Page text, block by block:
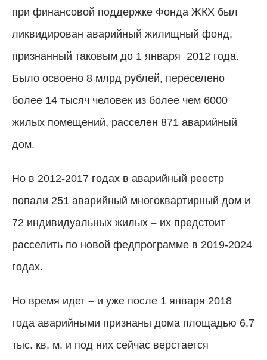
при финансовой поддержке Фонда ЖКХ был
ликвидирован аварийный жилищный фонд,
признанный таковым до 1 января 2012 года.
Было освоено 8 млрд рублей, переселено
более 14 тысяч человек из более чем 6000
жилых помещений, расселен 871 аварийный
дом.
Но в 2012-2017 годах в аварийный реестр
попали 251 аварийный многоквартирный дом и
72 индивидуальных жилых – их предстоит
расселить по новой федпрограмме в 2019-2024
годах.
Но время идет – и уже после 1 января 2018
года аварийными признаны дома площадью 6,7
тыс. кв. м, и под них сейчас верстается